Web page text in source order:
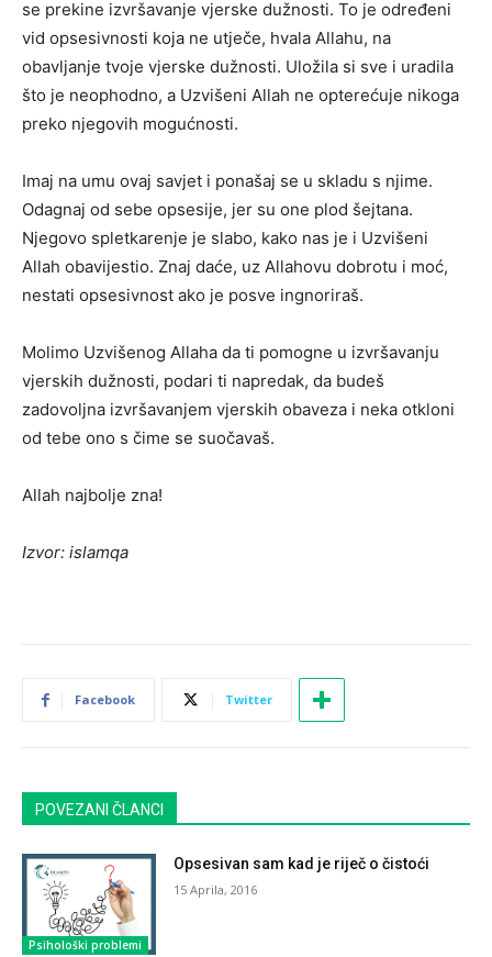
se prekine izvršavanje vjerske dužnosti. To je određeni
vid opsesivnosti koja ne utječe, hvala Allahu, na
obavljanje tvoje vjerske dužnosti. Uložila si sve i uradila
što je neophodno, a Uzvišeni Allah ne opterećuje nikoga
preko njegovih mogućnosti.
Imaj na umu ovaj savjet i ponašaj se u skladu s njime.
Odagnaj od sebe opsesije, jer su one plod šejtana.
Njegovo spletkarenje je slabo, kako nas je i Uzvišeni
Allah obavijestio. Znaj daće, uz Allahovu dobrotu i moć,
nestati opsesivnost ako je posve ingnoriraš.
Molimo Uzvišenog Allaha da ti pomogne u izvršavanju
vjerskih dužnosti, podari ti napredak, da budeš
zadovoljna izvršavanjem vjerskih obaveza i neka otkloni
od tebe ono s čime se suočavaš.
Allah najbolje zna!
Izvor: islamqa
Facebook Twitter
POVEZANI ČLANCI
Psihološki problemi
Opsesivan sam kad je riječ o čistoći
15 Aprila, 2016